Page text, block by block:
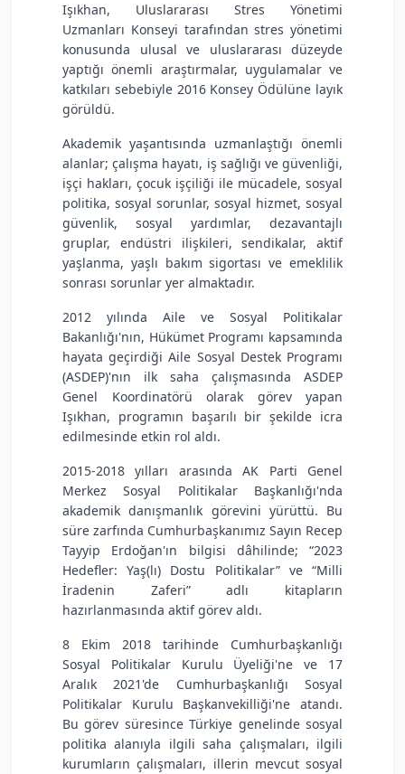
Işıkhan, Uluslararası Stres Yönetimi
Uzmanları Konseyi tarafından stres yönetimi
konusunda ulusal ve uluslararası düzeyde
yaptığı önemli araştırmalar, uygulamalar ve
katkıları sebebiyle 2016 Konsey Ödülüne layık
görüldü.
Akademik yaşantısında uzmanlaştığı önemli
alanlar; çalışma hayatı, iş sağlığı ve güvenliği,
işçi hakları, çocuk işçiliği ile mücadele, sosyal
politika, sosyal sorunlar, sosyal hizmet, sosyal
güvenlik, sosyal yardımlar, dezavantajlı
gruplar, endüstri ilişkileri, sendikalar, aktif
yaşlanma, yaşlı bakım sigortası ve emeklilik
sonrası sorunlar yer almaktadır.
2012 yılında Aile ve Sosyal Politikalar
Bakanlığı'nın, Hükümet Programı kapsamında
hayata geçirdiği Aile Sosyal Destek Programı
(ASDEP)'nın ilk saha çalışmasında ASDEP
Genel Koordinatörü olarak görev yapan
Işıkhan, programın başarılı bir şekilde icra
edilmesinde etkin rol aldı.
2015-2018 yılları arasında AK Parti Genel
Merkez Sosyal Politikalar Başkanlığı'nda
akademik danışmanlık görevini yürüttü. Bu
süre zarfında Cumhurbaşkanımız Sayın Recep
Tayyip Erdoğan'ın bilgisi dâhilinde; “2023
Hedefler: Yaş(lı) Dostu Politikalar” ve “Milli
İradenin Zaferi” adlı kitapların
hazırlanmasında aktif görev aldı.
8 Ekim 2018 tarihinde Cumhurbaşkanlığı
Sosyal Politikalar Kurulu Üyeliği'ne ve 17
Aralık 2021'de Cumhurbaşkanlığı Sosyal
Politikalar Kurulu Başkanvekilliği'ne atandı.
Bu görev süresince Türkiye genelinde sosyal
politika alanıyla ilgili saha çalışmaları, ilgili
kurumların çalışmaları, illerin mevcut sosyal